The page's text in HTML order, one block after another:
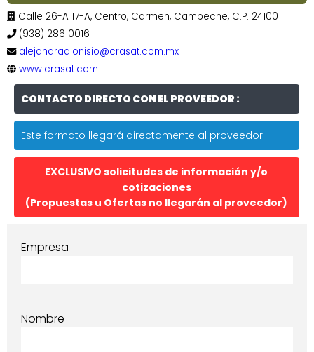
Calle 26-A 17-A, Centro, Carmen, Campeche, C.P. 24100
(938) 286 0016
alejandradionisio@crasat.com.mx
www.crasat.com
CONTACTO DIRECTO CON EL PROVEEDOR :
Este formato llegará directamente al proveedor
EXCLUSIVO solicitudes de información y/o
cotizaciones
(Propuestas u Ofertas no llegarán al proveedor)
Empresa
Nombre